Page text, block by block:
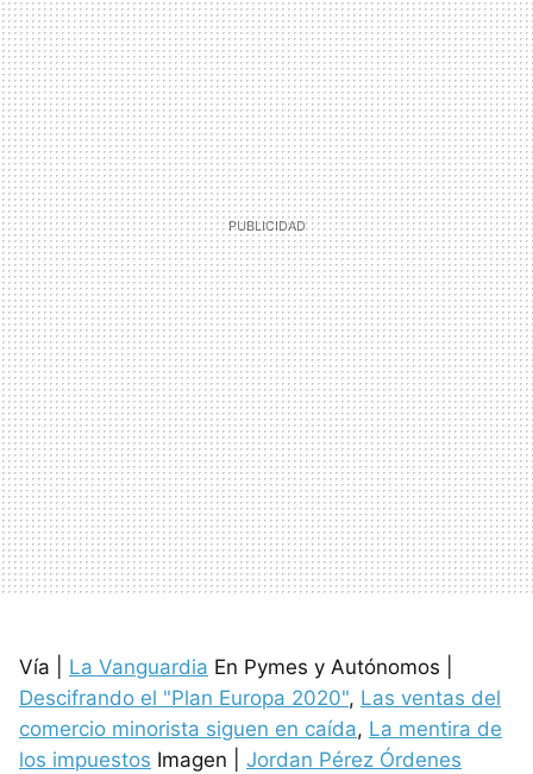
Vía | La Vanguardia En Pymes y Autónomos |
Descifrando el "Plan Europa 2020", Las ventas del
comercio minorista siguen en caída, La mentira de
los impuestos Imagen | Jordan Pérez Órdenes